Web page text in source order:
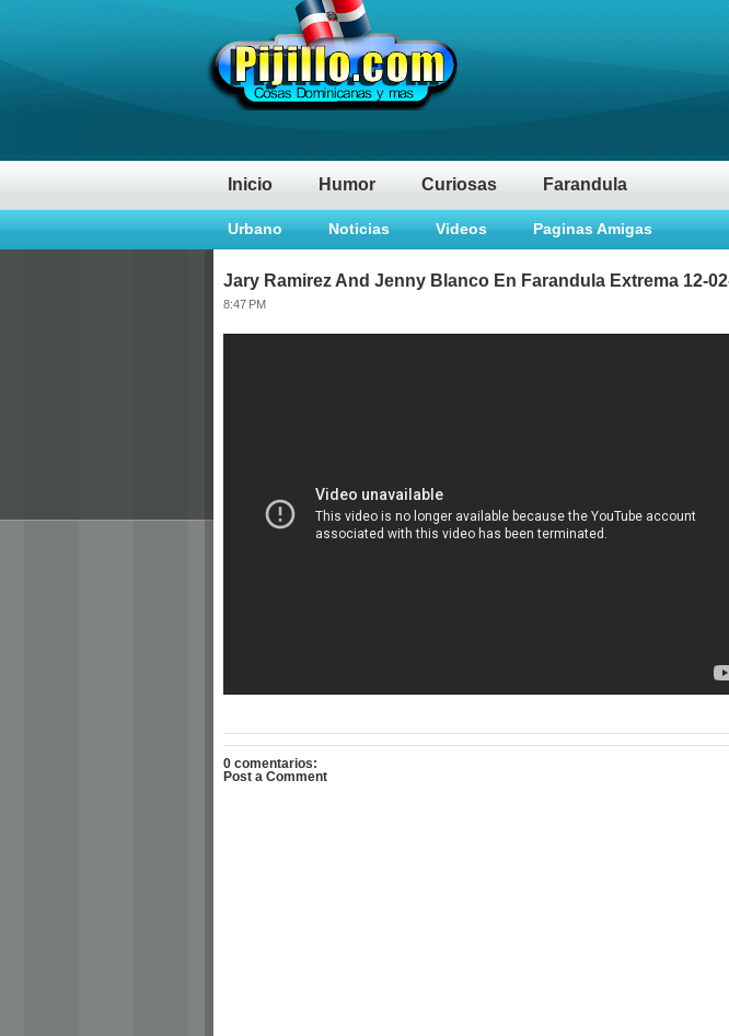
Inicio Humor Curiosas Farandula
Urbano Noticias Videos Paginas Amigas
Jary Ramirez And Jenny Blanco En Farandula Extrema 12-
8:47 PM
0 comentarios:
Post a Comment